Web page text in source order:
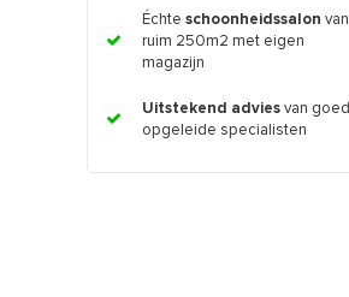
Échte schoonheidssalon van
ruim 250m2 met eigen
magazijn
Uitstekend advies van goed
opgeleide specialisten